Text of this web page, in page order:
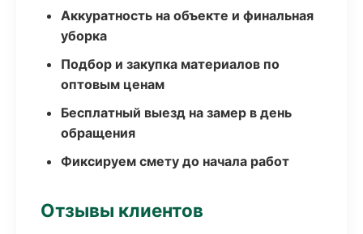
Аккуратность на объекте и финальная
уборка
Подбор и закупка материалов по
оптовым ценам
Бесплатный выезд на замер в день
обращения
Фиксируем смету до начала работ
Отзывы клиентов